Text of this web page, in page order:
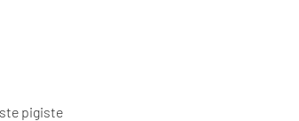
pigiste